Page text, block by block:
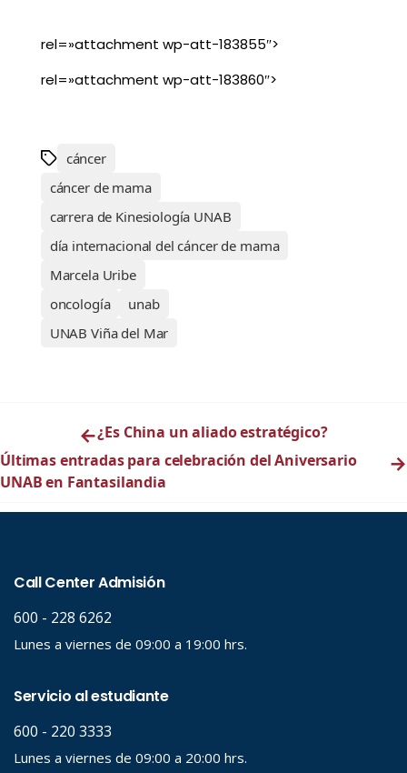
rel=»attachment wp-att-183855″>
rel=»attachment wp-att-183860″>
cáncer
cáncer de mama
carrera de Kinesiología UNAB
día internacional del cáncer de mama
Marcela Uribe
oncología
unab
UNAB Viña del Mar
←¿Es China un aliado estratégico?
Últimas entradas para celebración del Aniversario
UNAB en Fantasilandia
→